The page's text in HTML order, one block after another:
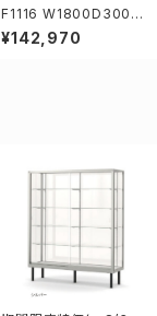
F1116 W1800D300H
919mm 業務用ガラス
ケース ショーケース
¥142,970